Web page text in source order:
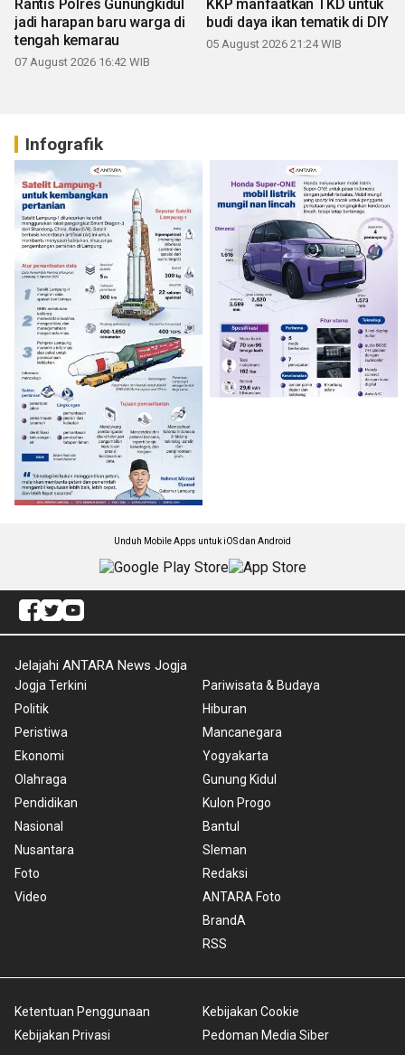
Rantis Polres Gunungkidul
jadi harapan baru warga di
tengah kemarau
07 August 2026 16:42 WIB
KKP manfaatkan TKD untuk
budi daya ikan tematik di DIY
05 August 2026 21:24 WIB
Infografik
Unduh Mobile Apps untuk iOS dan Android
Jelajahi ANTARA News Jogja
Jogja Terkini
Politik
Peristiwa
Ekonomi
Olahraga
Pendidikan
Nasional
Nusantara
Foto
Video
Pariwisata & Budaya
Hiburan
Mancanegara
Yogyakarta
Gunung Kidul
Kulon Progo
Bantul
Sleman
Redaksi
ANTARA Foto
BrandA
RSS
Ketentuan Penggunaan
Kebijakan Privasi
Kebijakan Cookie
Pedoman Media Siber